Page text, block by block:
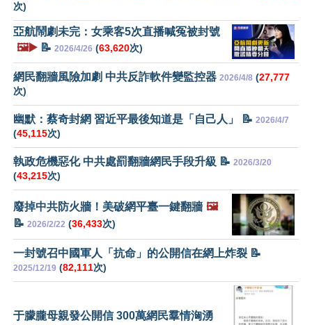
次)
亞航鬧劇未完：女乘客5次直播喊冤被封號
🖼️▶️ 📝 2026/4/26 (63,620次)
網民翻牆風險加劇 中共反詐軟件變監控器 2026/4/8 (27,777
次)
幽默：蔡奇封網 習近平最後知道是「自己人」 📝 2026/4/7
(45,115次)
執政危機惡化 中共處罰翻牆網民手段升級 📝 2026/3/20
(43,215次)
廢掉中共防火牆！美破網平臺一鍵翻牆 🖼️
📝 2026/2/22 (36,433次)
一封號召中國軍人「抗命」的公開信在網上炸裂 📝
2025/12/19 (82,111次)
于朦朧母親發公開信 300萬網民羣情洶湧